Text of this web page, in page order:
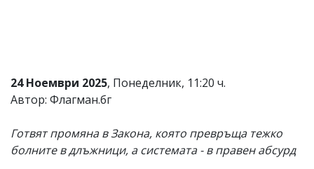
от
читателите
и
не
носи
отговорност
24 Ноември 2025, Понеделник, 11:20 ч.
Автор: Флагман.бг
Готвят промяна в Закона, която превръща тежко
болните в длъжници, а системата - в правен абсурд